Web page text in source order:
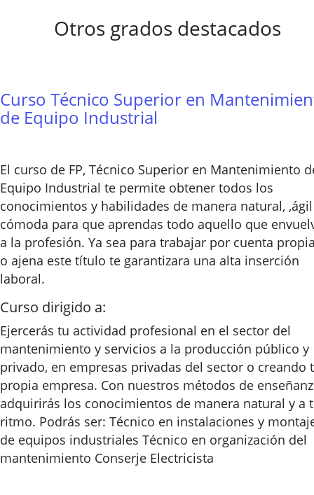
Otros grados destacados
Curso Técnico Superior en
de Equipo Industrial
El curso de FP, Técnico Superior en Mantenimiento
Equipo Industrial te permite obtener todos los
conocimientos y habilidades de manera natural,
cómoda para que aprendas todo aquello que
a la profesión. Ya sea para trabajar por cuenta
o ajena este título te garantizara una alta inserción
laboral.
Curso dirigido a:
Ejercerás tu actividad profesional en el sector del
mantenimiento y servicios a la producción público y
privado, en empresas privadas del sector o creando
propia empresa. Con nuestros métodos de
adquirirás los conocimientos de manera natural y a
ritmo. Podrás ser: Técnico en instalaciones y
de equipos industriales Técnico en organización del
mantenimiento Conserje Electricista